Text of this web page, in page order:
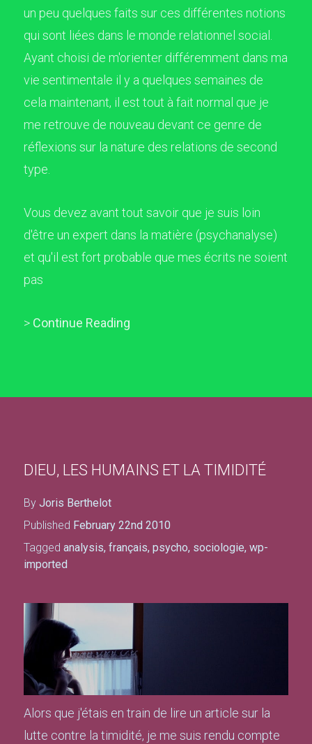
un peu quelques faits sur ces différentes notions
qui sont liées dans le monde relationnel social.
Ayant choisi de m'orienter différemment dans ma
vie sentimentale il y a quelques semaines de
cela maintenant, il est tout à fait normal que je
me retrouve de nouveau devant ce genre de
réflexions sur la nature des relations de second
type.
Vous devez avant tout savoir que je suis loin
d'être un expert dans la matière (psychanalyse)
et qu'il est fort probable que mes écrits ne soient
pas
> Continue Reading
DIEU, LES HUMAINS ET LA TIMIDITÉ
By Joris Berthelot
Published February 22nd 2010
Tagged analysis, français, psycho, sociologie, wp-
imported
Alors que j'étais en train de lire un article sur la
lutte contre la timidité, je me suis rendu compte